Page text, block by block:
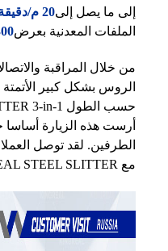
إلى ما يصل إلى20 م/دقيقة
الملفات المعدنية بعرض300-
من خلال المراقبة
الروس بشكل كبير الأتمتة
أرست هذه الزيارة أساسا
الطرفين. لقد توصل
مع KINGREAL STEEL SLITTER.